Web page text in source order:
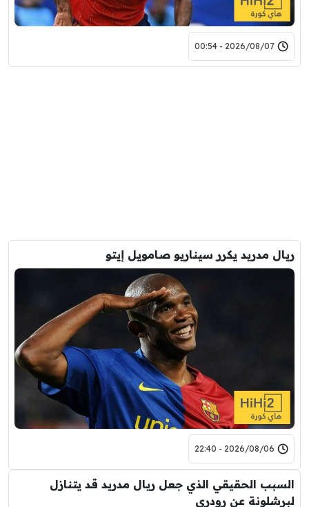
2026/08/07 - 00:54
ريال مدريد يكرر سيناريو صامويل إيتو
2026/08/06 - 22:40
السبب الحقيقي الذي جعل ريال مدريد قد يتنازل
لبرشلونة عن رودري